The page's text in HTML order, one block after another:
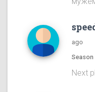
ago
Season
Next